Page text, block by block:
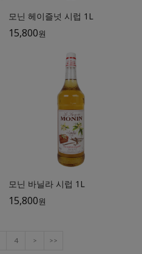
모닌 헤이즐넛 시럽 1L
15,800원
모닌 바닐라 시럽 1L
15,800원
4 > >>